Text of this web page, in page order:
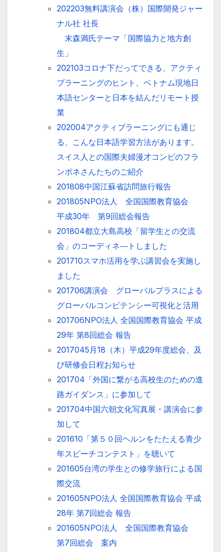
202203無料講演会（株）国際開発ジャー
ナル社 社長
末森満氏テーマ「国際協力と地方創
生」
202103コロナ下だってできる、アクティ
ブラーニングのヒント、ベトナム現地日
本語センターと日本を結んだリモート授
業
202004アクティブラーニングにも通じ
る、こんな日本語学習方法があります。
スイス人との国際夫婦漫才コンビのフラ
ンポネさんたちのご紹介
201808中国江蘇省訪問旅行報告
201805NPO法人 全国国際教育協会
平成30年 第9回総会報告
201804都立大島高校「留学生との交流
会」のコーディネ―トしました
201710スマホ活用を学ぶ講習会を実施し
ました
201706講演会 グローバルプラスによる
グローバルコンピテンシー可視化と活用
201706NPO法人 全国国際教育協会 平成
29年 第8回総会 報告
2017045月18（木）平成29年度総会、及
び研修会日程お知らせ
201704「外国に繋がる高校生のための進
路ガイダンス」に参加して
201704中国六朝文化写真展・講演会に参
加して
201610「第５０回ヘルンをたたえる青少
年スピーチコンテスト」を聴いて
201605台湾の学生との修学旅行による国
際交流
201605NPO法人 全国国際教育協会 平成
28年 第7回総会 報告
201605NPO法人 全国国際教育協会
第7回総会 案内